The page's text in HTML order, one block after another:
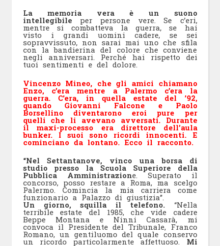
La memoria vera è un suono
intellegibile per persone vere. Se c’eri,
mentre si combatteva la guerra, se hai
visto i grandi uomini cadere, se sei
sopravvissuto, non sarai mai uno che sfila
con la bandierina del colore che conviene
negli anniversari. Perché hai rispetto dei
tuoi sentimenti e del dolore.
Vincenzo Mineo, che gli amici chiamano
Enzo, c’era mentre a Palermo c’era la
guerra. C’era, in quella estate del ’92,
quando Giovanni Falcone e Paolo
Borsellino diventarono eroi pure per
quelli che li avevano avversati. Durante
il maxi-processo era direttore dell’aula
bunker. I suoi sono ricordi innocenti. E
cominciano da lontano. Ecco il racconto.
“Nel Settantanove, vinco una borsa di
studio presso la Scuola Superiore della
Pubblica Amministrazione. Superato il
concorso, posso restare a Roma, ma scelgo
Palermo. Comincia la mia carriera come
funzionario a Palazzo di giustizia”.
Un giorno, squilla il telefono. “Nella
terribile estate del 1985, che vide cadere
Beppe Montana e Ninni Cassarà, mi
convoca il Presidente del Tribunale, Franco
Romano, un gentiluomo del quale conservo
un ricordo particolarmente affettuoso. Mi